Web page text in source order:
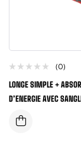
(0)
LONGE SIMPLE +
D’ENERGIE AVEC
ET CONNECTEURS